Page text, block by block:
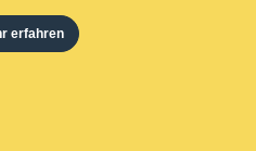
erfahren